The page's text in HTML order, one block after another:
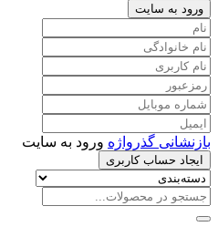
ورود به سایت
بازنشانی گذرواژه ورود به سایت
ایجاد حساب کاربری